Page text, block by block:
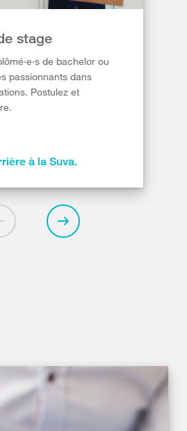
stage
de bachelor ou
passionnants dans
Postulez et
à la Suva.